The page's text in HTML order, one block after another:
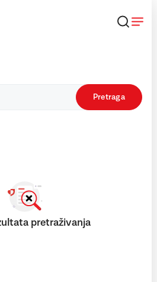
Pretraga
pretraživanja